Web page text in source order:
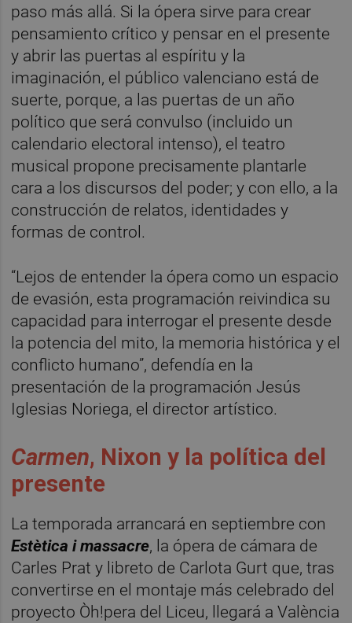
paso más allá. Si la ópera sirve para crear
pensamiento crítico y pensar en el presente
y abrir las puertas al espíritu y la
imaginación, el público valenciano está de
suerte, porque, a las puertas de un año
político que será convulso (incluido un
calendario electoral intenso), el teatro
musical propone precisamente plantarle
cara a los discursos del poder; y con ello, a la
construcción de relatos, identidades y
formas de control.
“Lejos de entender la ópera como un espacio
de evasión, esta programación reivindica su
capacidad para interrogar el presente desde
la potencia del mito, la memoria histórica y el
conflicto humano”, defendía en la
presentación de la programación Jesús
Iglesias Noriega, el director artístico.
Carmen, Nixon y la política del
presente
La temporada arrancará en septiembre con
Estètica i massacre, la ópera de cámara de
Carles Prat y libreto de Carlota Gurt que, tras
convertirse en el montaje más celebrado del
proyecto Òh!pera del Liceu, llegará a València